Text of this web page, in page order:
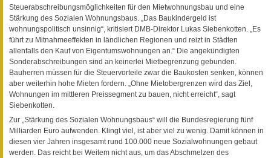
Steuerabschreibungsmöglichkeiten für den Mietwohnungsbau und eine
Stärkung des Sozialen Wohnungsbaus. „Das Baukindergeld ist
wohnungspolitisch unsinnig“, kritisiert DMB-Direktor Lukas Siebenkotten. „Es
führt zu Mitnahmeeffekten in ländlichen Regionen und reizt in Städten
allenfalls den Kauf von Eigentumswohnungen an.“ Die angekündigten
Sonderabschreibungen sind an keinerlei Mietbegrenzung gebunden.
Bauherren müssen für die Steuervorteile zwar die Baukosten senken, können
aber weiterhin hohe Mieten fordern. „Ohne Mietobergrenzen wird das Ziel,
Wohnungen im mittleren Preissegment zu bauen, nicht erreicht“, sagt
Siebenkotten.
Zur „Stärkung des Sozialen Wohnungsbaus“ will die Bundesregierung fünf
Milliarden Euro aufwenden. Klingt viel, ist aber viel zu wenig. Damit können in
diesen vier Jahren insgesamt rund 100.000 neue Sozialwohnungen gebaut
werden. Das reicht bei Weitem nicht aus, um das Abschmelzen des